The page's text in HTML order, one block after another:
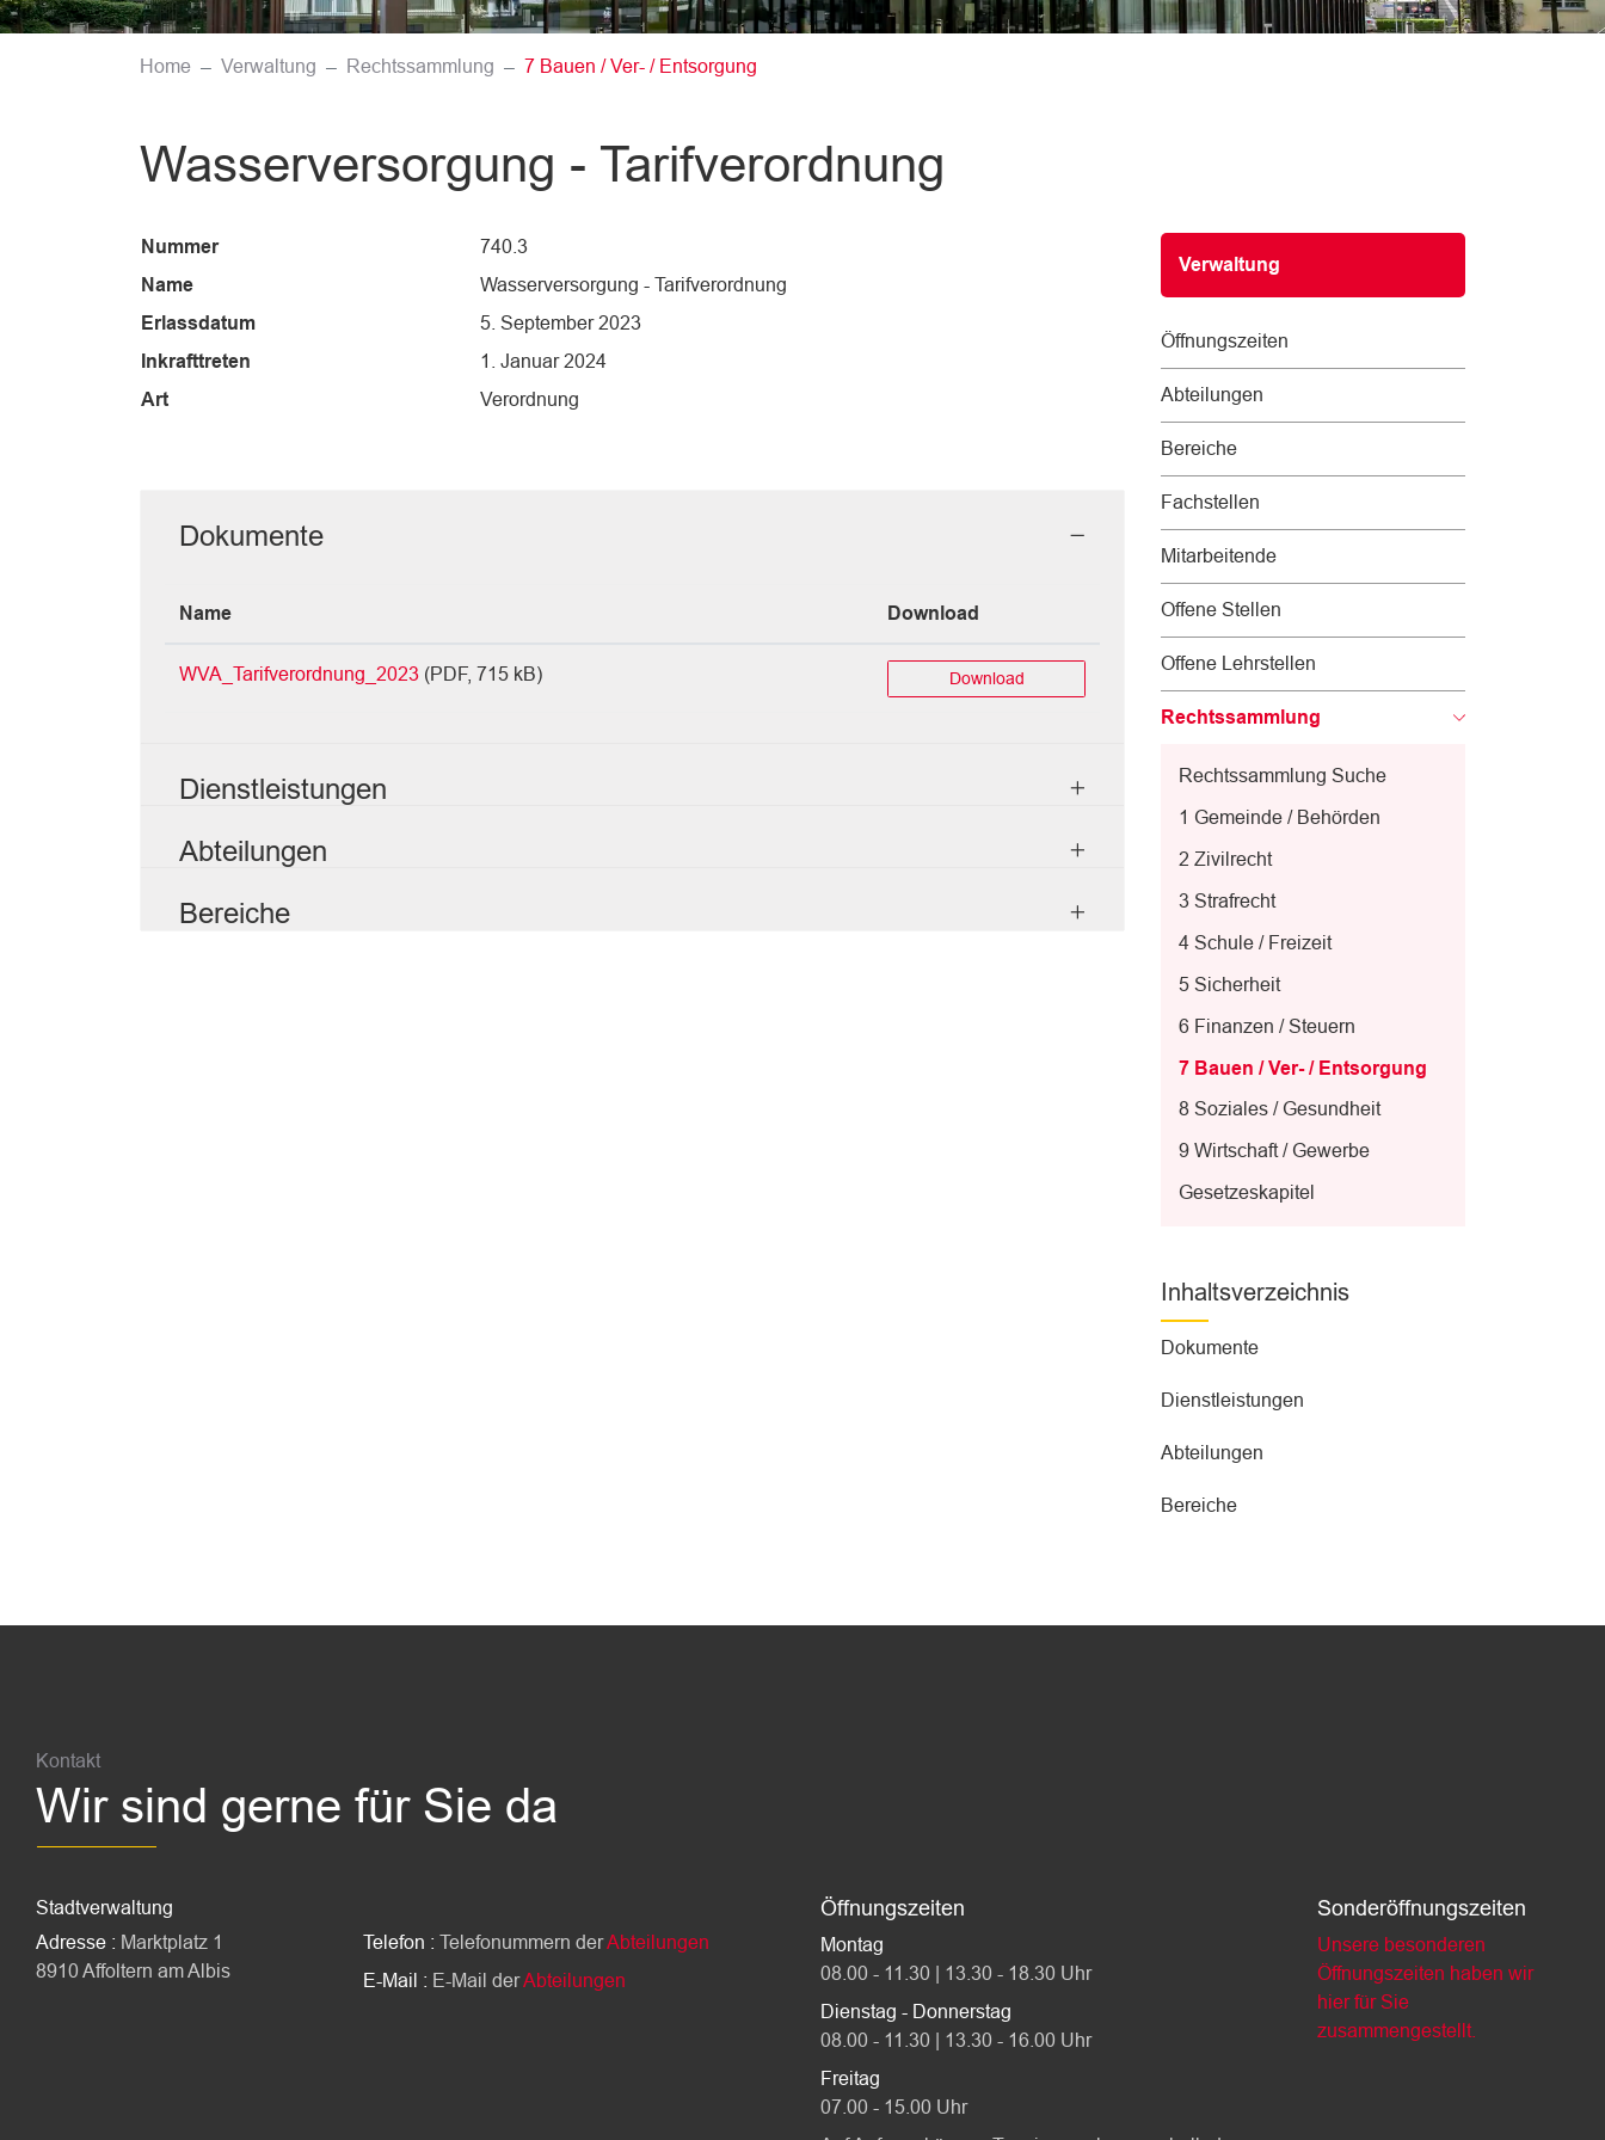
Home Verwaltung Rechtssammlung 7 Bauen / Ver- / Entsorgung
Wasserversorgung - Tarifverordnung
Subnavigation
Verwaltung
Öffnungszeiten
Abteilungen
Bereiche
Fachstellen
Mitarbeitende
Offene Stellen
Offene Lehrstellen
Rechtssammlung
Rechtssammlung Suche
1 Gemeinde / Behörden
2 Zivilrecht
3 Strafrecht
4 Schule / Freizeit
5 Sicherheit
6 Finanzen / Steuern
7 Bauen / Ver- / Entsorgung
(
u
s
ä
l
8 Soziales / Gesundheit
9 Wirtschaft / Gewerbe
Gesetzeskapitel
Inhaltsverzeichnis
Dokumente
Dienstleistungen
Abteilungen
Bereiche
Nummer
740.3
Name
Wasserversorgung - Tarifverordnung
Erlassdatum
5. September 2023
Inkrafttreten
1. Januar 2024
Art
Verordnung
Dokumente
Name Download
WVA_Tarifverordnung_2023 (PDF, 715 kB) Download
Dienstleistungen
Abteilungen
Bereiche
Kontakt
Wir sind gerne für Sie da
Stadtverwaltung
Adresse : Marktplatz 1
8910 Affoltern am Albis
Telefon : Telefonummern derAbteilungen
E-Mail : E-Mail derAbteilungen
Öffnungszeiten
Montag
08.00 - 11.30 | 13.30 - 18.30 Uhr
Dienstag - Donnerstag
08.00 - 11.30 | 13.30 - 16.00 Uhr
Freitag
07.00 - 15.00 Uhr
Sonderöffnungszeiten
Unsere besonderen
Öffnungszeiten haben wir
hier für Sie
zusammengestellt.